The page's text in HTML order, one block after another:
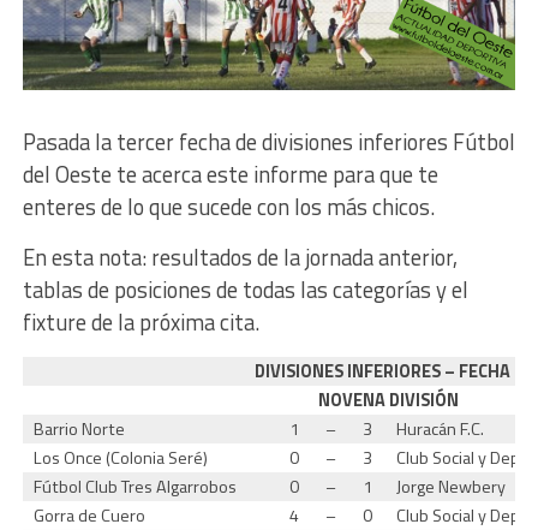
Pasada la tercer fecha de divisiones inferiores Fútbol
del Oeste te acerca este informe para que te
enteres de lo que sucede con los más chicos.
En esta nota: resultados de la jornada anterior,
tablas de posiciones de todas las categorías y el
fixture de la próxima cita.
DIVISIONES INFERIORES – FECHA 3
NOVENA DIVISIÓN
Barrio Norte
1 – 3
Huracán F.C.
Los Once (Colonia Seré)
0 – 3
Club Social y
Fútbol Club Tres Algarrobos
0 – 1
Jorge Newbery
Gorra de Cuero
4 – 0
Club Social y